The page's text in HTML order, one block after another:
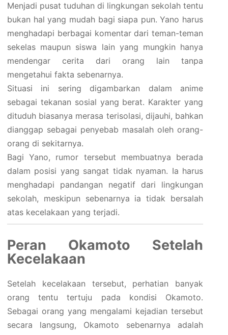
Menjadi pusat tuduhan di lingkungan sekolah tentu
bukan hal yang mudah bagi siapa pun. Yano harus
menghadapi berbagai komentar dari teman-teman
sekelas maupun siswa lain yang mungkin hanya
mendengar cerita dari orang lain tanpa
mengetahui fakta sebenarnya.
Situasi ini sering digambarkan dalam anime
sebagai tekanan sosial yang berat. Karakter yang
dituduh biasanya merasa terisolasi, dijauhi, bahkan
dianggap sebagai penyebab masalah oleh orang-
orang di sekitarnya.
Bagi Yano, rumor tersebut membuatnya berada
dalam posisi yang sangat tidak nyaman. Ia harus
menghadapi pandangan negatif dari lingkungan
sekolah, meskipun sebenarnya ia tidak bersalah
atas kecelakaan yang terjadi.
Peran Okamoto Setelah
Kecelakaan
Setelah kecelakaan tersebut, perhatian banyak
orang tentu tertuju pada kondisi Okamoto.
Sebagai orang yang mengalami kejadian tersebut
secara langsung, Okamoto sebenarnya adalah